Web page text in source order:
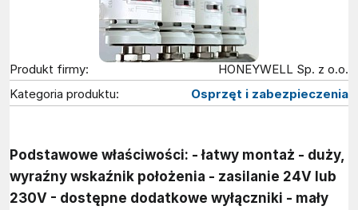
Produkt firmy:
HONEYWELL Sp. z o.o.
Kategoria produktu:
Osprzęt i zabezpieczenia
Podstawowe właściwości: - łatwy montaż - duży,
wyraźny wskaźnik położenia - zasilanie 24V lub
230V - dostępne dodatkowe wyłączniki - mały